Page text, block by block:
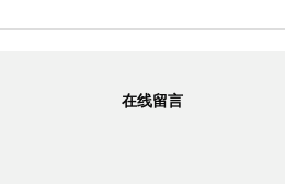
在线留言